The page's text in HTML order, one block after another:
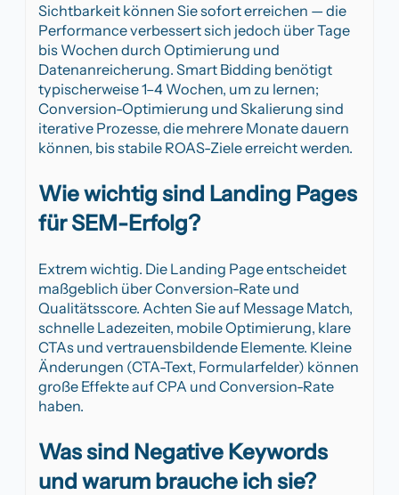
Sichtbarkeit können Sie sofort erreichen — die
Performance verbessert sich jedoch über Tage
bis Wochen durch Optimierung und
Datenanreicherung. Smart Bidding benötigt
typischerweise 1–4 Wochen, um zu lernen;
Conversion-Optimierung und Skalierung sind
iterative Prozesse, die mehrere Monate dauern
können, bis stabile ROAS-Ziele erreicht werden.
Wie wichtig sind Landing Pages
für SEM-Erfolg?
Extrem wichtig. Die Landing Page entscheidet
maßgeblich über Conversion-Rate und
Qualitätsscore. Achten Sie auf Message Match,
schnelle Ladezeiten, mobile Optimierung, klare
CTAs und vertrauensbildende Elemente. Kleine
Änderungen (CTA-Text, Formularfelder) können
große Effekte auf CPA und Conversion-Rate
haben.
Was sind Negative Keywords
und warum brauche ich sie?